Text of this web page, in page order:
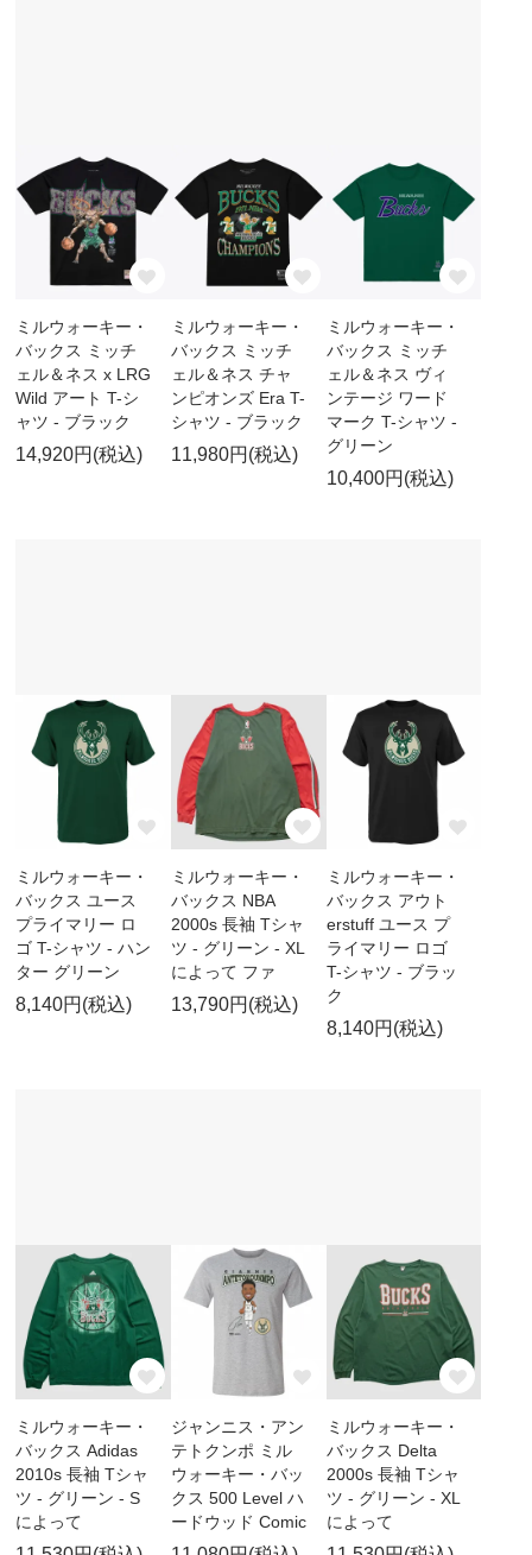
ミルウォーキー・
バックス ミッチ
ェル＆ネス x LRG
Wild アート T-シ
ャツ - ブラック
14,920円(税込)
ミルウォーキー・
バックス ミッチ
ェル＆ネス チャ
ンピオンズ Era T-
シャツ - ブラック
11,980円(税込)
ミルウォーキー・
バックス ミッチ
ェル＆ネス ヴィ
ンテージ ワード
マーク T-シャツ -
グリーン
10,400円(税込)
ミルウォーキー・
バックス ユース
プライマリー ロ
ゴ T-シャツ - ハン
ター グリーン
8,140円(税込)
ミルウォーキー・
バックス NBA
2000s 長袖 Tシャ
ツ - グリーン - XL
によって ファ
13,790円(税込)
ミルウォーキー・
バックス アウト
erstuff ユース プ
ライマリー ロゴ
T-シャツ - ブラッ
ク
8,140円(税込)
ミルウォーキー・
バックス Adidas
2010s 長袖 Tシャ
ツ - グリーン - S
によって
ジャンニス・アン
テトクンポ ミル
ウォーキー・バッ
クス 500 Level ハ
ードウッド Comic
ミルウォーキー・
バックス Delta
2000s 長袖 Tシャ
ツ - グリーン - XL
によって